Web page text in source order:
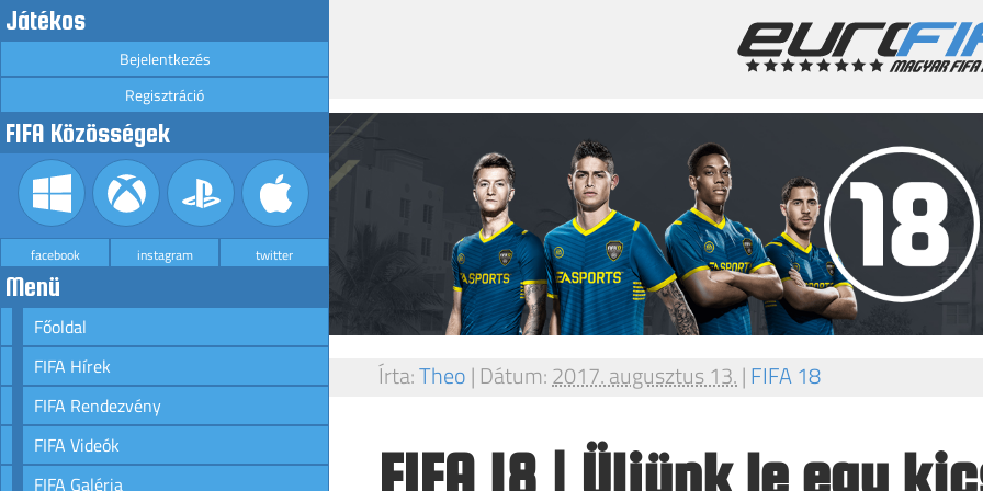
Játékos
Bejelentkezés
Regisztráció
FIFA Közösségek
facebook instagram twitter
Menü
Főoldal
FIFA Hírek
FIFA Rendezvény
FIFA Videók
FIFA Galéria
Írta:Theo| Dátum:2017. augusztus 13.|FIFA 18
FIFA 18 | Üljünk le egy